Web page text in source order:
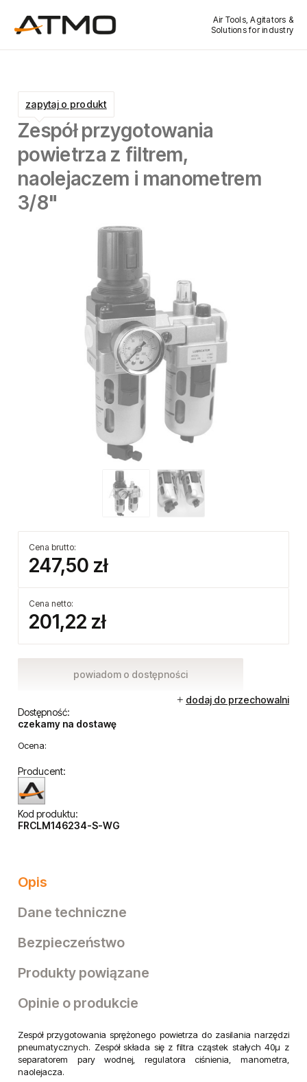
Air Tools, Agitators &
Solutions for industry
Zespół przygotowania
powietrza z filtrem,
naolejaczem i manometrem
3/8"
Cena brutto:
247,50 zł
Cena netto:
201,22 zł
powiadom o dostępności
dodaj do przechowalni
Dostępność:
czekamy na dostawę
Ocena:
Producent:
Kod produktu:
FRCLM146234-S-WG
zapytaj o produkt
Opis
Dane techniczne
Bezpieczeństwo
Produkty powiązane
Opinie o produkcie
Zespół przygotowania sprężonego powietrza do zasilania narzędzi
pneumatycznych. Zespół składa się z filtra cząstek stałych 40µ z
separatorem pary wodnej, regulatora ciśnienia, manometra,
naolejacza.